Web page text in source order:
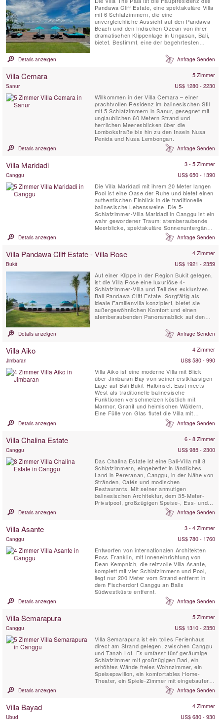
Pandawa Cliff Estate, eine spektakuläre Villa
mit 6 Schlafzimmern, die eine
unvergleichliche Aussicht auf den Pandawa
Beach und den Indischen Ozean von ihrer
dramatischen Klippenlage in Ungasan, Bali,
bietet. Bestimmt, eine der begehrtesten
als erstklassige Hochzeitslocation als auch
für unvergessliche Familienurlaube oder
Details anzeigen Anfrage Senden
Villa Cemara 5 Zimmer
Sanur
US$ 1280 - 2230
Willkommen in der Villa Cemara – einer
prachtvollen Residenz im balinesischen Stil
mit 5 Schlafzimmern in Sanur, gesegnet mit
unglaublichen 60 Metern Strand und
herrlichen Meeresblicken über die
Lombokstraße bis hin zu den Inseln Nusa
Penida und Nusa Lembongan.
Details anzeigen Anfrage Senden
Villa Maridadi 3 - 5 Zimmer
Canggu
US$ 650 - 1390
Die Villa Maridadi mit ihrem 20 Meter langen
Pool ist eine Oase der Ruhe und bietet einen
authentischen Einblick in die traditionelle
balinesische Lebensweise. Die 5-
Schlafzimmer-Villa Maridadi in Canggu ist ein
wahr gewordener Traum: atemberaubende
Meerblicke, spektakuläre Sonnenuntergänge
und luxuriöses Open-Air-Wohnen inmitten
von üppig grünen Reisfeldern und sanft
Maridadi liegt nur wenige Meter von den
schwarzen Sandstränden von Cemagi...
Details anzeigen Anfrage Senden
Villa Pandawa Cliff Estate - Villa Rose 4 Zimmer
Bukit
US$ 1921 - 2359
Auf einer Klippe in der Region Bukit gelegen,
ist die Villa Rose eine luxuriöse 4-
Schlafzimmer-Villa und Teil des exklusiven
Bali Pandawa Cliff Estate. Sorgfältig als
ideale Familienvilla konzipiert, bietet sie
außergewöhnlichen Komfort und einen
atemberaubenden Panoramablick auf den
laden die riffgeschützten, kristallklaren
Gewässer und die weißen Sandstrände von
während einige der besten Surfstrände...
Details anzeigen Anfrage Senden
Villa Aiko 4 Zimmer
Jimbaran
US$ 580 - 990
Villa Aiko ist eine moderne Villa mit Blick
über Jimbaran Bay von seiner erstklassigen
Lage auf Bali Bukit-Halbinsel. East meets
West als traditionelle balinesische
Funktionen verschmelzen köstlich mit
Marmor, Granit und heimischen Wäldern.
Eine Fülle von Glas flutet die Villa mit
Sonnenlicht und liefert nahtlose Blick auf
gepflegten Rasenflächen, beruhigende
Details anzeigen Anfrage Senden
Villa Chalina Estate 6 - 8 Zimmer
Canggu
US$ 985 - 2300
Das Chalina Estate ist eine Bali-Villa mit 8
Schlafzimmern, eingebettet in ländliches
Land in Pereranan, Canggu, in der Nähe von
Stränden, Cafés und modischen
Restaurants. Mit seiner anmutigen
balinesischen Architektur, dem 35-Meter-
Privatpool, großzügigen Speise-, Ess- und
Unterhaltungsbereichen, Vollzeitpersonal und
Koch, seiner Nähe zu Balis Hotspots und
Anwesen eine der begehrtesten Villen von
Canggu für Familien. Retreats und...
Details anzeigen Anfrage Senden
Villa Asante 3 - 4 Zimmer
Canggu
US$ 780 - 1760
Entworfen von internationalen Architekten
Ross Franklin, mit Inneneinrichtung von
Dean Kempnich, die reizvolle Villa Asante,
komplett mit vier Schlafzimmern und Pool,
liegt nur 200 Meter vom Strand entfernt in
dem Fischerdorf Canggu an Balis
Südwestküste entfernt.
Details anzeigen Anfrage Senden
Villa Semarapura 5 Zimmer
Canggu
US$ 1310 - 2350
Villa Semarapura ist ein tolles Ferienhaus
direct am Strand gelegen, zwischen Canggu
und Tanah Lot. Es umfasst fünf geräumige
Schlafzimmer mit großzügigen Bad, ein
erhöhtes Wände freies Wohnzimmer, ein
Speisepavillon, ein komfortables Home-
Theater, ein Spiele-Zimmer mit eingebauter
Bar und eine fantastische komplette Küche,
Blick auf das Meer und herrliche Bali
Details anzeigen Anfrage Senden
Villa Bayad 4 Zimmer
Ubud
US$ 680 - 930